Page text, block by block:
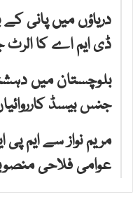
دریاؤں میں پانی
ڈی ایم اے کا الرٹ
بلوچستان میں
جنس بیسڈ کارروائیاں، 15 خوارج
مریم نواز سے ایم پی
عوامی فلاحی